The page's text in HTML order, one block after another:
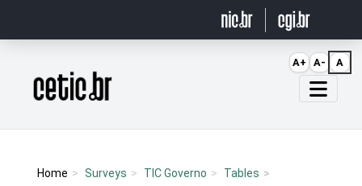
Página inicial
Home Surveys TIC Governo Tables
A+ A- A